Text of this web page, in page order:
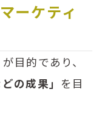
ーケティ
が目的であり、
の成果」 を目